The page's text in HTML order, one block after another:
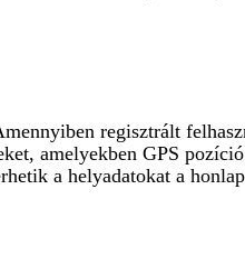
regisztrált
amelyekben GPS
a helyadatokat a